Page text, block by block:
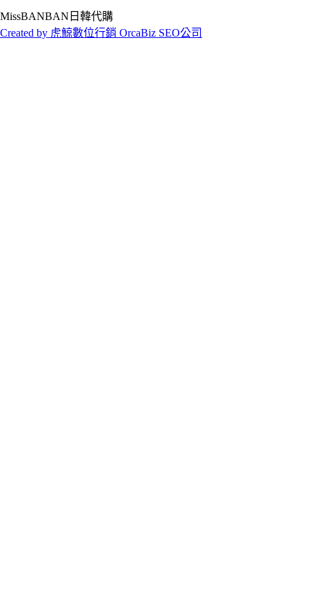
MissBANBAN日韓代購
Created by 虎鯨數位行銷 OrcaBiz SEO公司